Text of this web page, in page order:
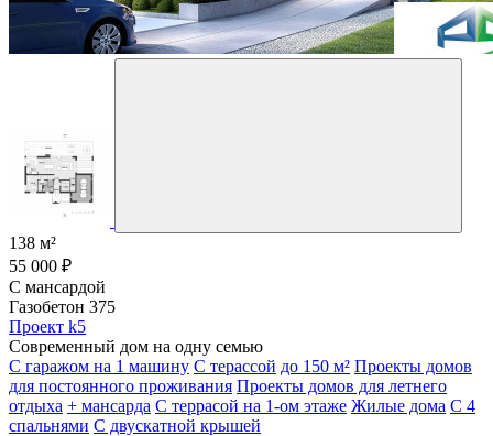
138 м²
55 000 ₽
С мансардой
Газобетон 375
Проект k5
Современный дом на одну семью
С гаражом на 1 машину С терассой до 150 м² Проекты домов
для постоянного проживания Проекты домов для летнего
отдыха + мансарда С террасой на 1-ом этаже Жилые дома С 4
спальнями С двускатной крышей